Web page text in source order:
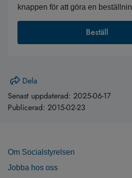
knappen för att göra en
Beställ
Dela
Senast uppdaterad: 2025-06-17
Publicerad: 2015-02-23
Om Socialstyrelsen
Jobba hos oss